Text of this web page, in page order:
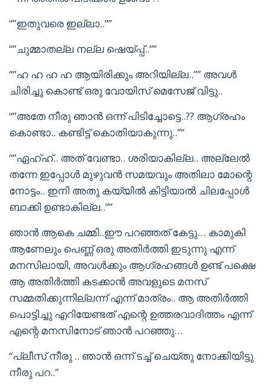
“”ഇതുവരെ ഇല്ലാ..””
“”ചുമ്മാതല്ല നല്ല ഷെയ്പ്പ്..””
“”ഹ ഹ ഹ ഹ ആയിരിക്കും അറിയില്ല..”” അവൾ
ചിരിച്ചു കൊണ്ട് ഒരു വോയിസ്‌ മെസേജ് വിട്ടു..
“”അതേ നീരു ഞാൻ ഒന്ന് പിടിച്ചോട്ടെ..?? ആഗ്രഹം
കൊണ്ടാ.. കണ്ടിട്ട് കൊതിയാകുന്നു..””
“”ഏഹ്ഹ്.. അത് വേണ്ടാ.. ശരിയാകില്ല.. അല്ലേൽ
തന്നേ ഇപ്പോൾ മുഴുവൻ സമയവും അതിലാ മോന്റെ
നോട്ടം.. ഇനി അതു കയ്യിൽ കിട്ടിയാൽ ചിലപ്പോൾ
ബാക്കി ഉണ്ടാകില്ല..””
ഞാൻ ആകെ ചമ്മി..ഈ പറഞ്ഞത് കേട്ടു… കാമുകി
ആണേലും പെണ്ണ് ഒരു അതിർത്തി ഇടുന്നു എന്ന്
മനസിലായി, അവൾക്കും ആഗ്രഹങ്ങൾ ഉണ്ട് പക്ഷെ
ആ അതിർത്തി കടക്കാൻ അവളുടെ മനസ്
സമ്മതിക്കുന്നില്ലന്ന് എന്ന് മാത്രം.. ആ അതിർത്തി
പൊട്ടിച്ചു എറിയേണ്ടത് എന്റെ ഉത്തരവാദിത്തം എന്ന്
എന്റെ മനസിനോട് ഞാൻ പറഞ്ഞു…
“പ്ലീസ് നീരു .. ഞാൻ ഒന്ന് ടച്ച് ചെയ്തു നോക്കിയിട്ടു
നീരു പറ..”